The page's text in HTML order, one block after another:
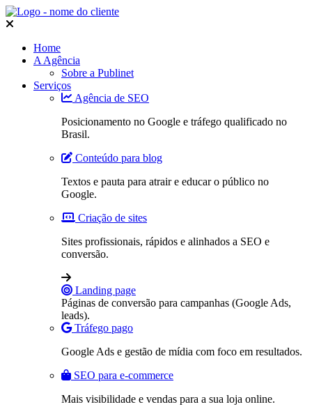
Home
A Agência
Sobre a Publinet
Serviços
Agência de SEO
Posicionamento no Google e tráfego qualificado no
Brasil.
Conteúdo para blog
Textos e pauta para atrair e educar o público no
Google.
Criação de sites
Sites profissionais, rápidos e alinhados a SEO e
conversão.
Landing page
Páginas de conversão para campanhas (Google Ads,
leads).
Tráfego pago
Google Ads e gestão de mídia com foco em resultados.
SEO para e-commerce
Mais visibilidade e vendas para a sua loja online.